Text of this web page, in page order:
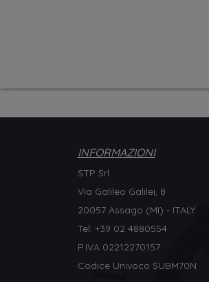
INFORMAZIONI
STP Srl
Via Galileo Galilei, 8
20057 Assago (MI) - ITALY
Tel. +39 02 4880554
P.IVA 02212270157
Codice Univoco SUBM70N